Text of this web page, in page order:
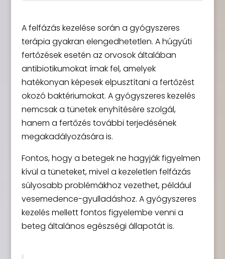
A felfázás kezelése során a gyógyszeres
terápia gyakran elengedhetetlen. A húgyúti
fertőzések esetén az orvosok általában
antibiotikumokat írnak fel, amelyek
hatékonyan képesek elpusztítani a fertőzést
okozó baktériumokat. A gyógyszeres kezelés
nemcsak a tünetek enyhítésére szolgál,
hanem a fertőzés további terjedésének
megakadályozására is.
Fontos, hogy a betegek ne hagyják figyelmen
kívül a tüneteket, mivel a kezeletlen felfázás
súlyosabb problémákhoz vezethet, például
vesemedence-gyulladáshoz. A gyógyszeres
kezelés mellett fontos figyelembe venni a
beteg általános egészségi állapotát is.